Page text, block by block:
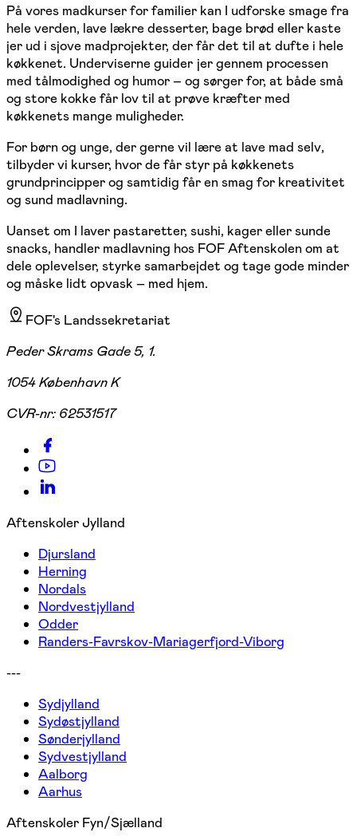
På vores madkurser for familier kan I udforske smage fra
hele verden, lave lækre desserter, bage brød eller kaste
jer ud i sjove madprojekter, der får det til at dufte i hele
køkkenet. Underviserne guider jer gennem processen
med tålmodighed og humor – og sørger for, at både små
og store kokke får lov til at prøve kræfter med
køkkenets mange muligheder.
For børn og unge, der gerne vil lære at lave mad selv,
tilbyder vi kurser, hvor de får styr på køkkenets
grundprincipper og samtidig får en smag for kreativitet
og sund madlavning.
Uanset om I laver pastaretter, sushi, kager eller sunde
snacks, handler madlavning hos FOF Aftenskolen om at
dele oplevelser, styrke samarbejdet og tage gode minder
og måske lidt opvask – med hjem.
FOF's Landssekretariat
Peder Skrams Gade 5, 1.
1054 København K
CVR-nr: 62531517
Aftenskoler Jylland
Djursland
Herning
Nordals
Nordvestjylland
Odder
Randers-Favrskov-Mariagerfjord-Viborg
---
Sydjylland
Sydøstjylland
Sønderjylland
Sydvestjylland
Aalborg
Aarhus
Aftenskoler Fyn/Sjælland